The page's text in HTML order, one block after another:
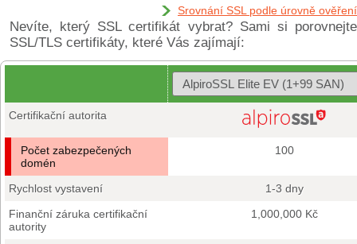
Srovnání SSL podle úrovně ověření
Nevíte, který SSL certifikát vybrat? Sami si porovnejte
SSL/TLS certifikáty, které Vás zajímají:
Certifikační autorita
Počet zabezpečených
domén
100
Rychlost vystavení
1-3 dny
Finanční záruka certifikační
autority
1,000,000 Kč